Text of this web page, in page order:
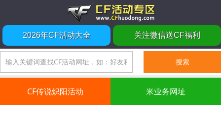
2026年CF活动大全 关注微信送CF福利
CF传说炽阳活动 米业务网址